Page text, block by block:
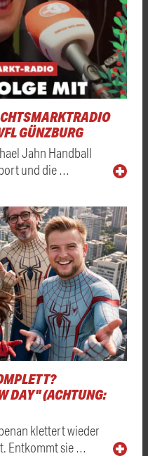
GÜNZBURG
Jahn Handball
und die …
DAY" (ACHTUNG:
klettert wieder
Entkommt sie …